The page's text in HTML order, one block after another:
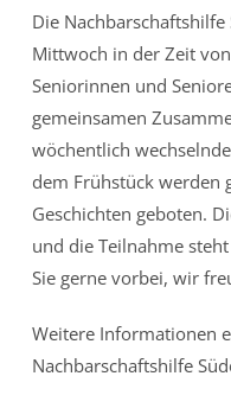
Die
Mittwoch in der Zeit
Seniorinnen und
gemeinsamen
wöchentlich
dem Frühstück werden
Geschichten geboten.
und die Teilnahme
Sie gerne vorbei, wir
Weitere Informationen
Nachbarschaftshilfe